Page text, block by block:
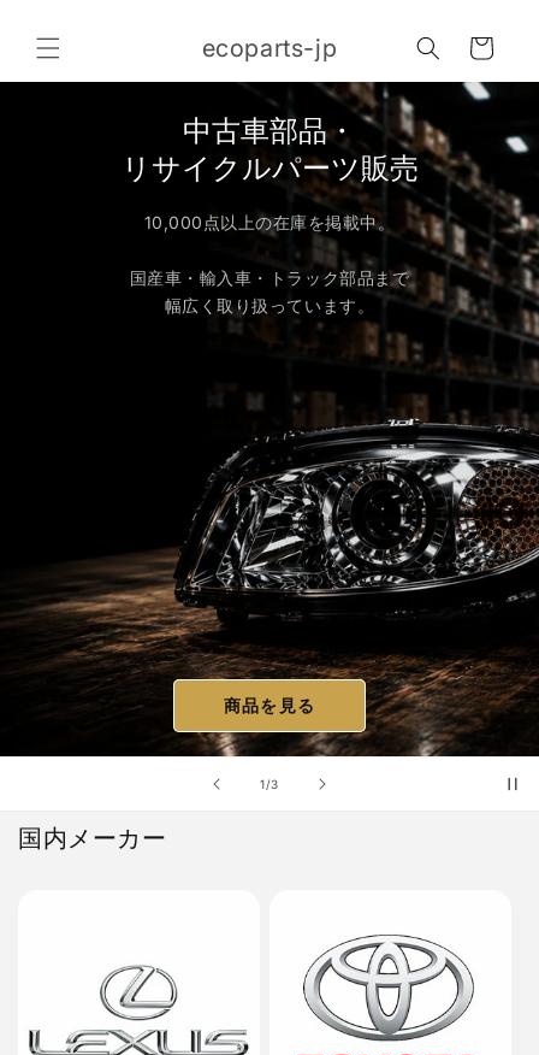
進む
ecoparts-jp
ー
ト
1/の
3
中古車部品・
リサイクルパーツ販売
10,000点以上の在庫を掲載中。
国産車・輸入車・トラック部品まで
幅広く取り扱っています。
商品を見る
国内メーカー